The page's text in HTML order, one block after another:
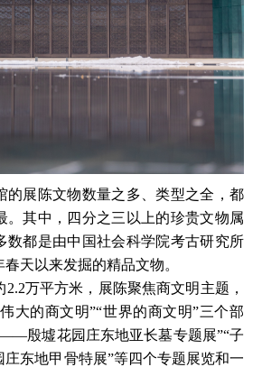
展陈文物数量之多、类型之全，都
。其中，四分之三以上的珍贵文物属
数都是由中国社会科学院考古研究所
天以来发掘的精品文物。
万平方米，展陈聚焦商文明主题，
大的商文明”“世界的商文明”三个部
殷墟花园庄东地亚长墓专题展”“子
东地甲骨特展”等四个专题展览和一